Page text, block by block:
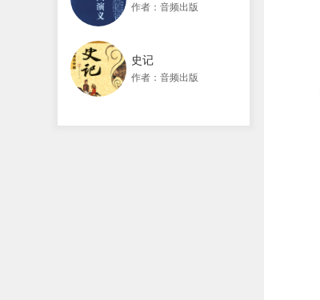
作者：音频出版
史记
作者：音频出版